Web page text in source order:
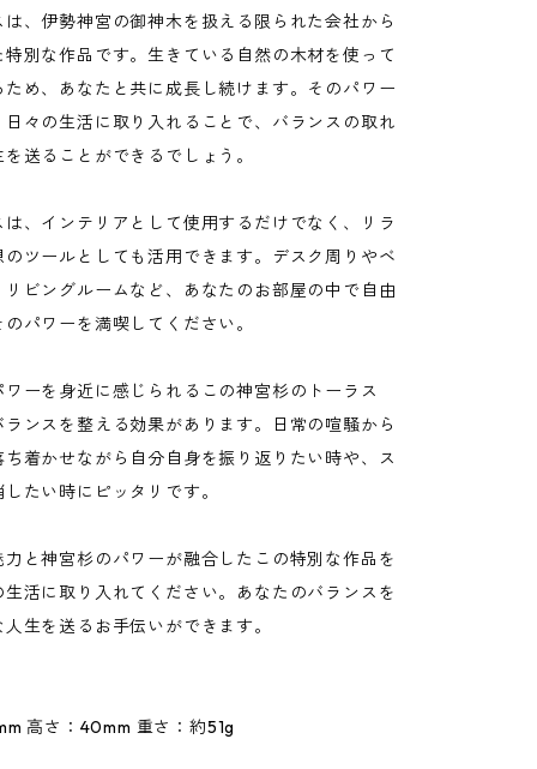
、伊勢神宮の御神木を扱える限られた会社から
別な作品です。生きている自然の木材を使って
め、あなたと共に成長し続けます。そのパワー
々の生活に取り入れることで、バランスの取れ
送ることができるでしょう。
、インテリアとして使用するだけでなく、リラ
ツールとしても活用できます。デスク周りやベ
ビングルームなど、あなたのお部屋の中で自由
パワーを満喫してください。
ーを身近に感じられるこの神宮杉のトーラス
ンスを整える効果があります。日常の喧騒から
着かせながら自分自身を振り返りたい時や、ス
たい時にピッタリです。
と神宮杉のパワーが融合したこの特別な作品を
活に取り入れてください。あなたのバランスを
生を送るお手伝いができます。
高さ：40mm 重さ：約51g